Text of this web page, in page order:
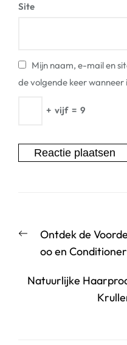
Site
Mijn naam, e-mail en
de volgende keer
+ vijf = 9
Vorige
bericht:
Ontdek de
oo en
Natuurlijke